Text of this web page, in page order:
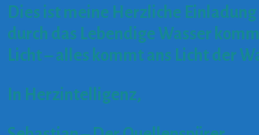
Dies ist meine Herzliche
durch das Lebendige Wasser
Licht – alles kommt ans Licht der
In Herzintelligenz,